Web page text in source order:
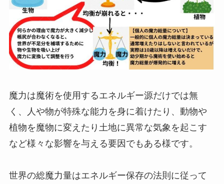
魔力は魔術を使用するエネルギー源だけでは無
く、人や物が特殊な能力を身に着けたり、動物や
植物を魔物に変えたり土地に異常な気象を起こす
など様々な影響を与える要因でもある様です。
世界の総魔力量はエネルギー保存の法則に従って